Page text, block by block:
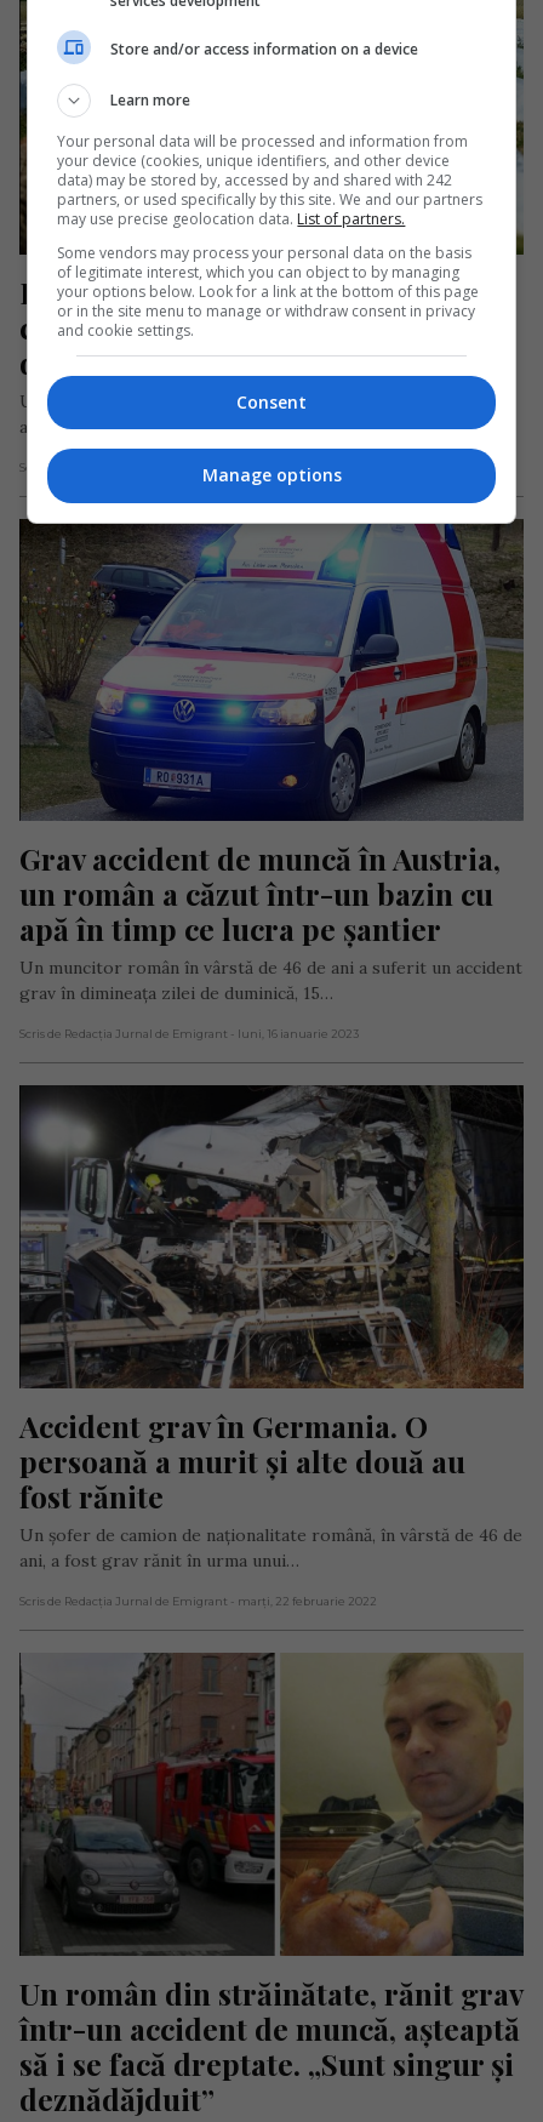
Român din străinătate grav rănit pe
câmpul cu sparanghel, în timp ce
dormea sub o folie
Un român în vârstă de 51 de ani a suferit marți, 21 martie, un
accident grav pe câmpul cultivat cu…
Scris de Redacția Jurnal de Emigrant - miercuri, 22 martie 2023
Grav accident de muncă în Austria,
un român a căzut într-un bazin cu
apă în timp ce lucra pe șantier
Un muncitor român în vârstă de 46 de ani a suferit un accident
grav în dimineața zilei de duminică, 15…
Scris de Redacția Jurnal de Emigrant - luni, 16 ianuarie 2023
Accident grav în Germania. O
persoană a murit și alte două au
fost rănite
Un șofer de camion de naționalitate română, în vârstă de 46 de
ani, a fost grav rănit în urma unui…
Scris de Redacția Jurnal de Emigrant - marți, 22 februarie 2022
Un român din străinătate, rănit grav
într-un accident de muncă, așteaptă
să i se facă dreptate. „Sunt singur și
deznădăjduit”
Store and/or access information on a device
Learn more
Your personal data will be processed and information from
your device (cookies, unique identifiers, and other device
data) may be stored by, accessed by and shared with 242
partners, or used specifically by this site. We and our partners
may use precise geolocation data. List of partners.
Some vendors may process your personal data on the basis
of legitimate interest, which you can object to by managing
your options below. Look for a link at the bottom of this page
or in the site menu to manage or withdraw consent in privacy
and cookie settings.
Consent
Manage options